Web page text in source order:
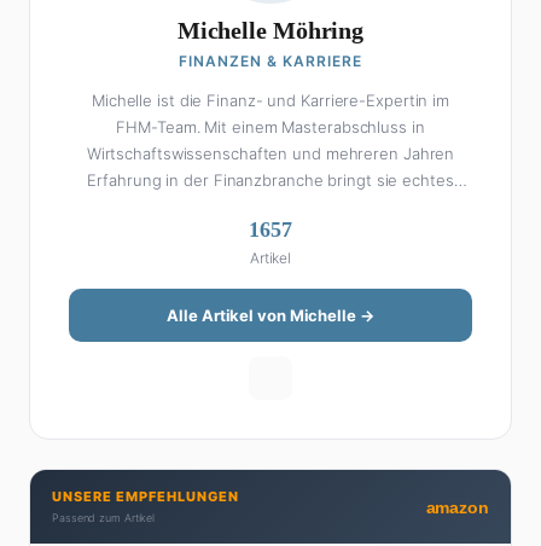
Michelle Möhring
FINANZEN & KARRIERE
Michelle ist die Finanz- und Karriere-Expertin im
FHM-Team. Mit einem Masterabschluss in
Wirtschaftswissenschaften und mehreren Jahren
Erfahrung in der Finanzbranche bringt sie echtes
Michelle klingt Altersvorsorge nicht wie eine
Steuererklärung. Ihre Stärke liegt darin, komplexe
Finanzthemen so aufzubereiten, dass sie jeder
versteht – ohne Fachchinesisch, dafür mit konkreten
Tipps zum Umsetzen. Von ETF-Strategien über
Privatleben unter einen Hut bekommt. Privat ist sie
bekennende Kaffee-Süchtige (3+ Tassen am Tag,
Minimum), Podcast-Hörerin und verbringt ihre
1657
Artikel
Alle Artikel von Michelle →
UNSERE EMPFEHLUNGEN
Passend zum Artikel
amazon